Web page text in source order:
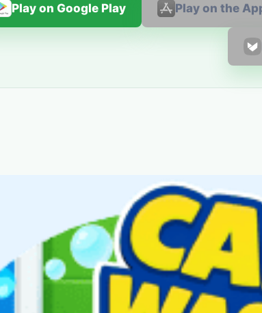
Play on Google Play Play on the